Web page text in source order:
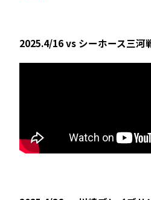
2025.4/16 vs シーホース三河